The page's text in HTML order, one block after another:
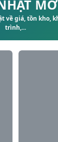
về giá, tồn kho,
trình,...